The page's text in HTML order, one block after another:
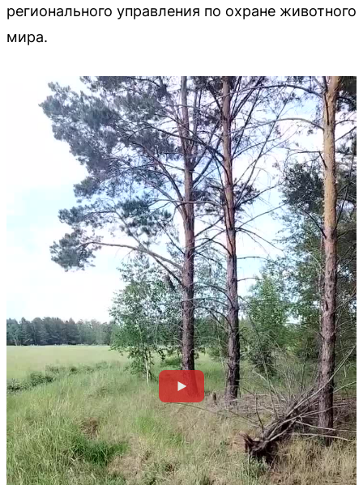
регионального управления по охране животного
мира.